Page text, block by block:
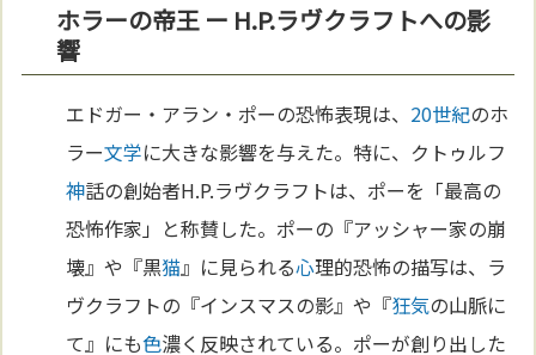
ホラーの帝王 ー H.P.ラヴクラフトへの影
響
エドガー・アラン・ポーの恐怖表現は、 20世紀のホ
ラー文学に大きな影響を与えた。特に、クトゥルフ
神話の創始者H.P.ラヴクラフトは、ポーを「最高の
恐怖作家」と称賛した。ポーの『アッシャー家の崩
壊』や『黒猫』に見られる心理的恐怖の描写は、ラ
ヴクラフトの『インスマスの影』や『狂気の山脈に
て』にも色濃く反映されている。ポーが創り出した